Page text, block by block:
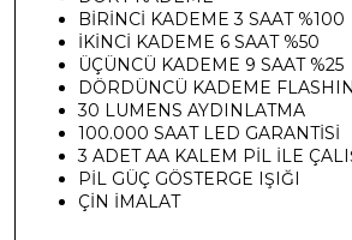
BİRİNCİ KADEME 3 SAAT %100
İKİNCİ KADEME 6 SAAT %50
ÜÇÜNCÜ KADEME 9 SAAT %25
DÖRDÜNCÜ KADEME
30 LUMENS AYDINLATMA
100.000 SAAT LED GARANTİSİ
3 ADET AA KALEM PİL İLE
PİL GÜÇ GÖSTERGE IŞIĞI
ÇİN İMALAT